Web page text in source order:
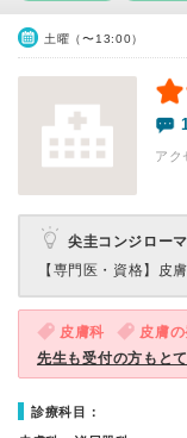
土曜（〜13:00）
ア
尖圭コンジロー
【専門医・資格】 皮
皮膚科 皮膚
先生も受付の方もと
診療科目：